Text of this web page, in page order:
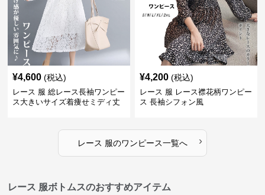
¥4,600 (税込)
レース 服 総レース長袖ワンピー
ス大きいサイズ着痩せミディ丈
¥4,200 (税込)
レース 服 レース襟花柄ワンピー
ス 長袖シフォン風
レース 服のワンピース一覧へ ›
レース 服ボトムスのおすすめアイテム